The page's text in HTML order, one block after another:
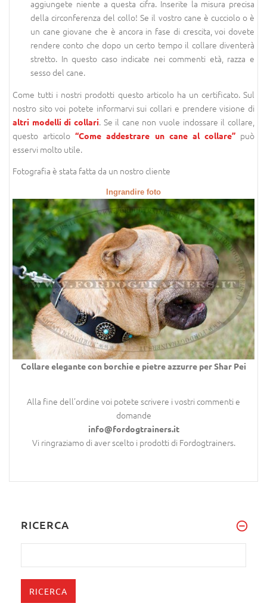
aggiungete niente a questa cifra. Inserite la misura precisa
della circonferenza del collo! Se il vostro cane è cucciolo o è
un cane giovane che è ancora in fase di crescita, voi dovete
rendere conto che dopo un certo tempo il collare diventerà
stretto. In questo caso indicate nei commenti età, razza e
sesso del cane.
Come tutti i nostri prodotti questo articolo ha un certificato. Sul
nostro sito voi potete informarvi sui collari e prendere visione di
altri modelli di collari. Se il cane non vuole indossare il collare,
questo articolo“Come addestrare un cane al collare”può
esservi molto utile.
Fotografia è stata fatta da un nostro cliente
Ingrandire foto
Collare elegante con borchie e pietre azzurre per Shar Pei
Alla fine dell’ordine voi potete scrivere i vostri commenti e
domande
info@fordogtrainers.it
Vi ringraziamo di aver scelto i prodotti di Fordogtrainers.
RICERCA